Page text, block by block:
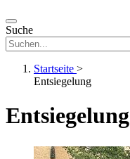
Suche
Startseite >
Entsiegelung
Entsiegelung